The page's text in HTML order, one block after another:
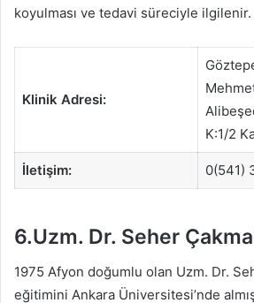
koyulması ve tedavi süreciyle ilgilenir.
Klinik Adresi:
K:1/2
İletişim: 0(541)
6.Uzm. Dr. Seher
1975 Afyon doğumlu olan Uzm. Dr.
eğitimini Ankara Üniversitesi’nde